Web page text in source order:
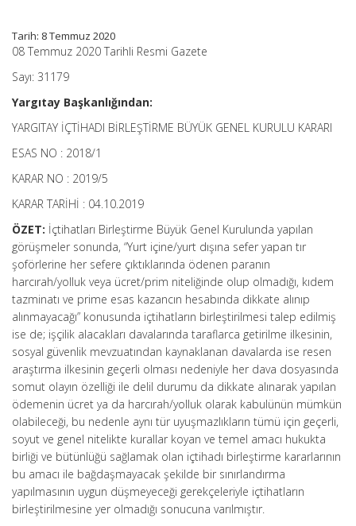
Tarih: 8 Temmuz 2020
08 Temmuz 2020 Tarihli Resmi Gazete
Sayı: 31179
Yargıtay Başkanlığından:
YARGITAY İÇTİHADI BİRLEŞTİRME BÜYÜK GENEL KURULU KARARI
ESAS NO : 2018/1
KARAR NO : 2019/5
KARAR TARİHİ : 04.10.2019
ÖZET: İçtihatları Birleştirme Büyük Genel Kurulunda yapılan
görüşmeler sonunda, “Yurt içine/yurt dışına sefer yapan tır
şoförlerine her sefere çıktıklarında ödenen paranın
harcırah/yolluk veya ücret/prim niteliğinde olup olmadığı, kıdem
tazminatı ve prime esas kazancın hesabında dikkate alınıp
alınmayacağı” konusunda içtihatların birleştirilmesi talep edilmiş
ise de; işçilik alacakları davalarında taraflarca getirilme ilkesinin,
sosyal güvenlik mevzuatından kaynaklanan davalarda ise resen
araştırma ilkesinin geçerli olması nedeniyle her dava dosyasında
somut olayın özelliği ile delil durumu da dikkate alınarak yapılan
ödemenin ücret ya da harcırah/yolluk olarak kabulünün mümkün
olabileceği, bu nedenle aynı tür uyuşmazlıkların tümü için geçerli,
soyut ve genel nitelikte kurallar koyan ve temel amacı hukukta
birliği ve bütünlüğü sağlamak olan içtihadı birleştirme kararlarının
bu amacı ile bağdaşmayacak şekilde bir sınırlandırma
yapılmasının uygun düşmeyeceği gerekçeleriyle içtihatların
birleştirilmesine yer olmadığı sonucuna varılmıştır.